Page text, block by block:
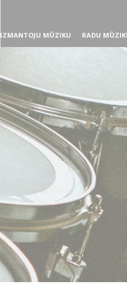
IZMANTOJU MŪZIKU RADU